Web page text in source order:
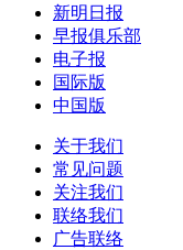
新明日报
早报俱乐部
电子报
国际版
中国版
关于我们
常见问题
关注我们
联络我们
广告联络